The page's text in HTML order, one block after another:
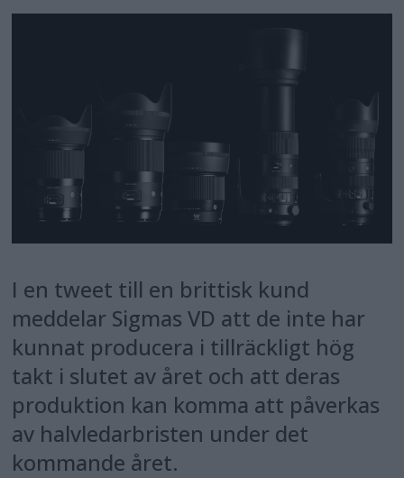
I en tweet till en brittisk kund
meddelar Sigmas VD att de inte har
kunnat producera i tillräckligt hög
takt i slutet av året och att deras
produktion kan komma att påverkas
av halvledarbristen under det
kommande året.